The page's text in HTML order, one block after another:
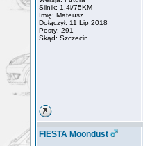
Silnik: 1.4i/75KM
Imię: Mateusz
Dołączył: 11 Lip 2018
Posty: 291
Skąd: Szczecin
FIESTA Moondust